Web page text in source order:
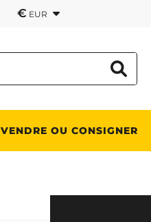
€ EUR
VENDRE OU CONSIGNER